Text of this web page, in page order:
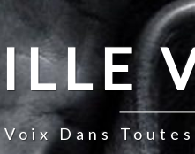
Voix Dans